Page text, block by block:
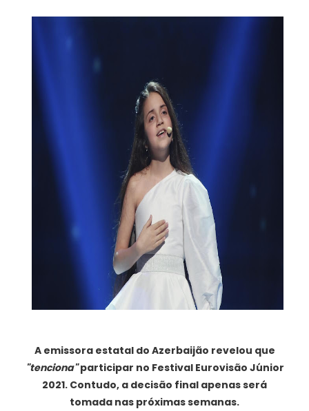
A emissora estatal do Azerbaijão revelou que
"tenciona"participar no Festival Eurovisão Júnior
2021. Contudo, a decisão final apenas será
tomada nas próximas semanas.